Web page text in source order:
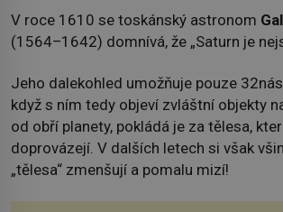
V roce 1610 se toskánský astronom
(1564–1642) domnívá, že „Saturn je
Jeho dalekohled umožňuje pouze
když s ním tedy objeví zvláštní objekty
od obří planety, pokládá je za tělesa,
doprovázejí. V dalších letech si však
„tělesa“ zmenšují a pomalu mizí!